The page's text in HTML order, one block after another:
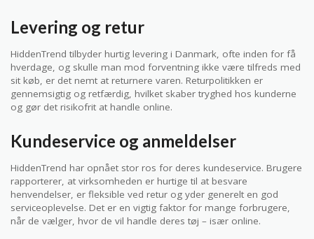
Levering og retur
HiddenTrend tilbyder hurtig levering i Danmark, ofte inden for få
hverdage, og skulle man mod forventning ikke være tilfreds med
sit køb, er det nemt at returnere varen. Returpolitikken er
gennemsigtig og retfærdig, hvilket skaber tryghed hos kunderne
og gør det risikofrit at handle online.
Kundeservice og anmeldelser
HiddenTrend har opnået stor ros for deres kundeservice. Brugere
rapporterer, at virksomheden er hurtige til at besvare
henvendelser, er fleksible ved retur og yder generelt en god
serviceoplevelse. Det er en vigtig faktor for mange forbrugere,
når de vælger, hvor de vil handle deres tøj – især online.